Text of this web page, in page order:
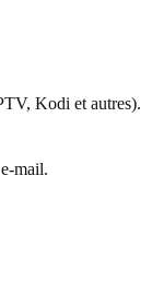
Kodi et autres).
mail.